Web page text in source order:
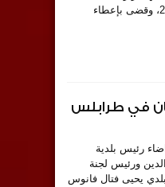
المجلس البلدي في 21/4/2017، وقضى بإعطاء
في طرابلس
اضاء رئيس بلدية
ورئيس لجنة
يحيى فتال فانوس